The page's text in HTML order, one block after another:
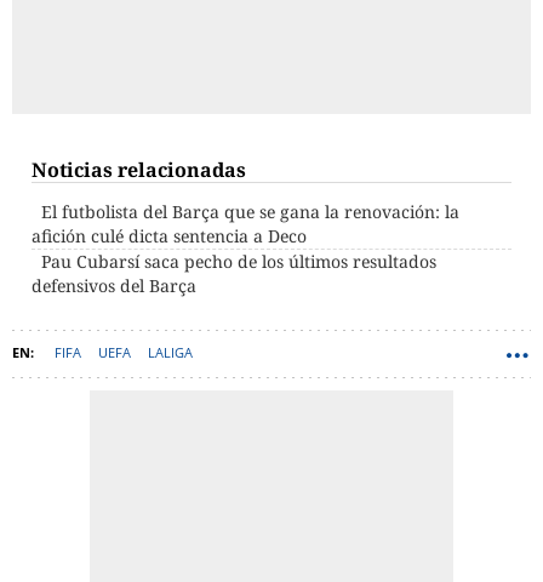
Noticias relacionadas
El futbolista del Barça que se gana la renovación: la
afición culé dicta sentencia a Deco
Pau Cubarsí saca pecho de los últimos resultados
defensivos del Barça
FIFA UEFA LALIGA